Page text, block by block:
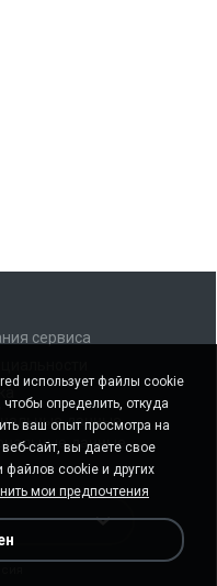
сервиса
данные
данные
использует файлы cookie
определить, откуда
ваш опыт просмотра на
сайт, вы даете свое
файлов cookie и других
мои предпочтения